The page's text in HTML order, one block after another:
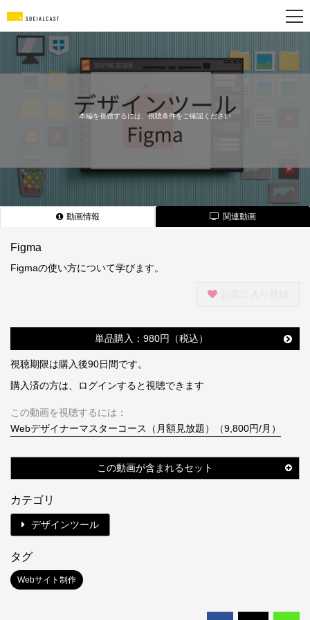
本編を視聴するには、視聴条件をご確認ください
動画情報 関連動画
Figma
Figmaの使い方について学びます。
単品購入：980円（税込）
視聴期限は購入後90日間です。
購入済の方は、ログインすると視聴できます
この動画を視聴するには：
Webデザイナーマスターコース（月額見放題）（9,800円/月）
この動画が含まれるセット
カテゴリ
デザインツール
タグ
Webサイト制作